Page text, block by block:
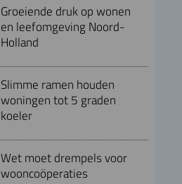
Groeiende druk op wonen
en leefomgeving Noord-
Holland
Slimme ramen houden
woningen tot 5 graden
koeler
Wet moet drempels voor
wooncoöperaties